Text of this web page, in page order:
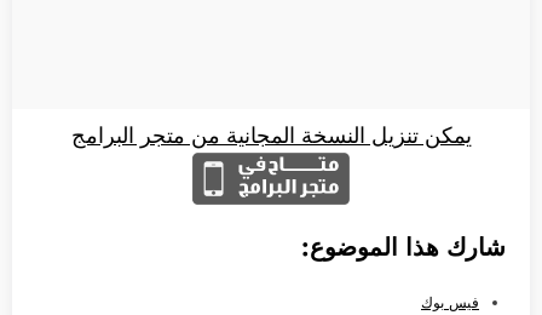
يمكن تنزيل النسخة المجانية من متجر البرامج
شارك هذا الموضوع:
فيس بوك